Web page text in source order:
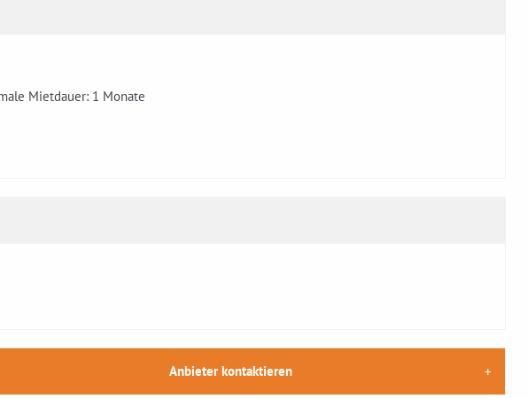
Mietdauer: 1 Monate
Anbieter kontaktieren